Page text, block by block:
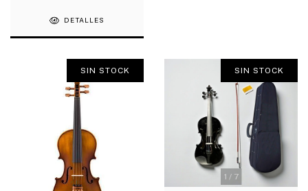
DETALLES
SIN STOCK
1 / 7
SIN STOCK